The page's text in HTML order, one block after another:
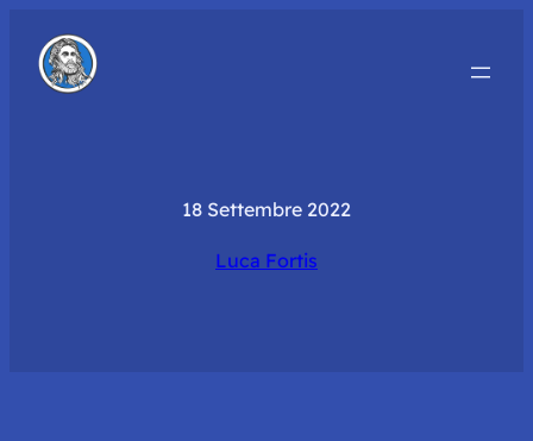
18 Settembre 2022
Luca Fortis